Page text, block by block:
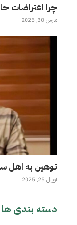
چرا اعتراضات
مارس 30, 2025
توهین به اهل
آوریل 25, 2025
دسته بندی ها